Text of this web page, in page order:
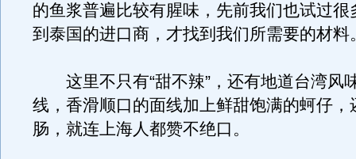
的鱼浆普遍比较有腥味，先前我们也试过很
到泰国的进口商，才找到我们所需要的材料
这里不只有“甜不辣”，还有地道台湾风
线，香滑顺口的面线加上鲜甜饱满的蚵仔，
肠，就连上海人都赞不绝口。